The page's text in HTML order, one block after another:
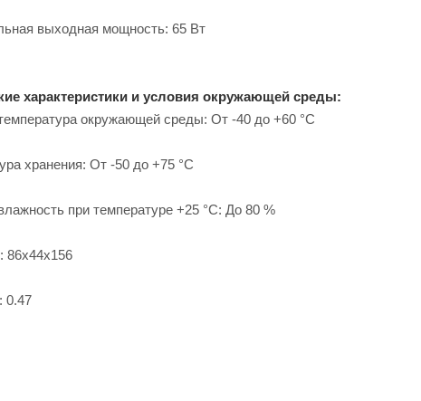
выходная мощность: 65 Вт
характеристики и условия окружающей среды:
окружающей среды: От -40 до +60 °С
хранения: От -50 до +75 °С
при температуре +25 °С: До 80 %
86х44х156
0.47